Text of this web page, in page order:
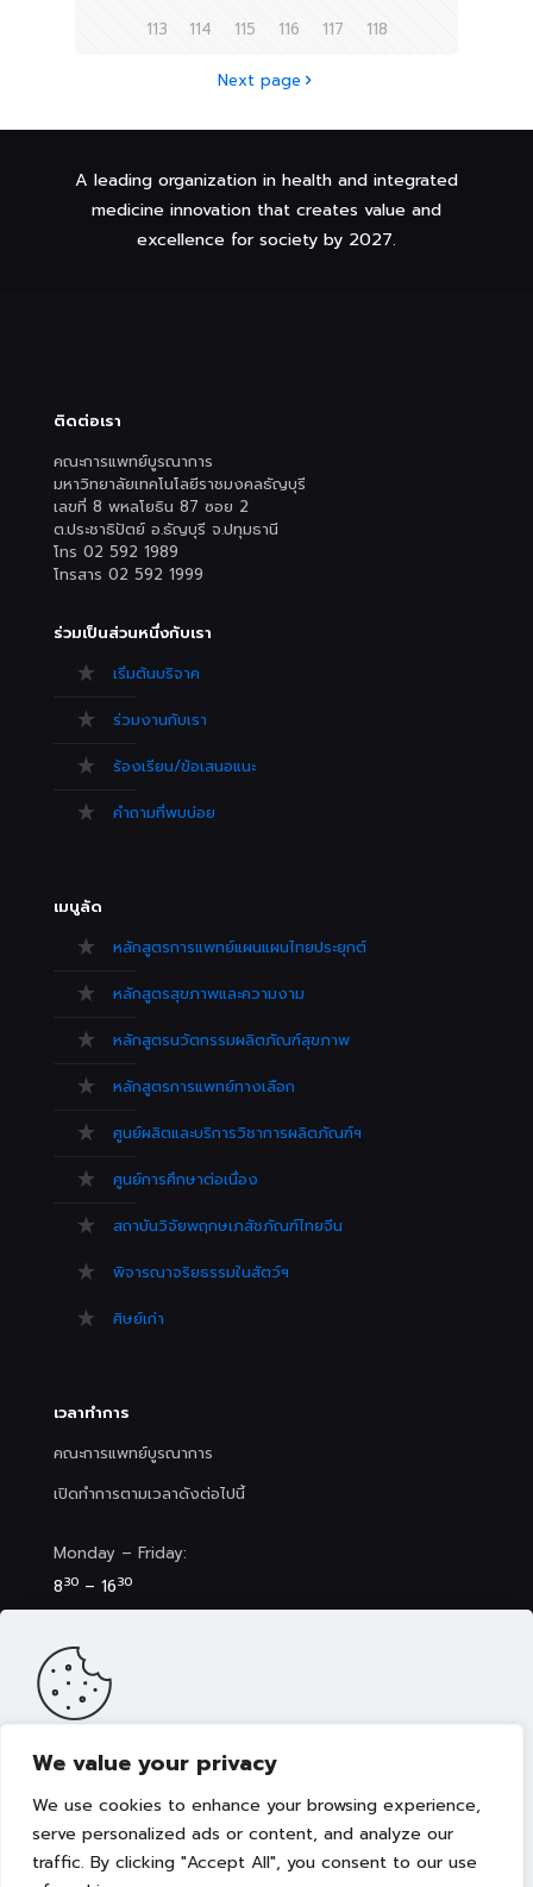
We value your privacy
We use cookies to enhance your browsing experience,
serve personalized ads or content, and analyze our
traffic. By clicking "Accept All", you consent to our use
113
114 115 116 117 118
Next page
A leading organization in health and integrated
medicine innovation that creates value and
excellence for society by 2027.
ติดต่อเรา
คณะการแพทย์บูรณาการ
มหาวิทยาลัยเทคโนโลยีราชมงคลธัญบุรี
เลขที่ 8 พหลโยธิน 87 ซอย 2
ต.ประชาธิปัตย์ อ.ธัญบุรี จ.ปทุมธานี
โทร 02 592 1989
โทรสาร 02 592 1999
ร่วมเป็นส่วนหนึ่งกับเรา
เริ่มต้นบริจาค
ร่วมงานกับเรา
ร้องเรียน/ข้อเสนอแนะ
คำถามที่พบบ่อย
เมนูลัด
หลักสูตรการแพทย์แผนแผนไทยประยุกต์
หลักสูตรสุขภาพและความงาม
หลักสูตรนวัตกรรมผลิตภัณฑ์สุขภาพ
หลักสูตรการแพทย์ทางเลือก
ศูนย์ผลิตและบริการวิชาการผลิตภัณฑ์ฯ
ศูนย์การศึกษาต่อเนื่อง
สถาบันวิจัยพฤกษเภสัชภัณฑ์ไทยจีน
พิจารณาจริยธรรมในสัตว์ฯ
ศิษย์เก่า
เวลาทำการ
คณะการแพทย์บูรณาการ
เปิดทำการตามเวลาดังต่อไปนี้
Monday – Friday:
830 – 1630
8 30– 17
Copyright © 2022 คณะการแพทย์บูรณาการ มหาวิทยาลัย
เว็บไซต์นี้มีการจัดเก็บคุกกี้เพื่อมอบประสบการณ์การใช้งานเว็บไซต์ของ
ขาย เลือกเนื้อหาที่เหมาะสมให้กับคุณอย่างเป็นส่วนตัว ท่านสามารถศึกษา
นโยบายการใช้คุกกี้ (Cookies Policy)ได้ที่ลิงค์นี้ การใช้งานเว็บไซต์นี้
เป็นการยอมรับข้อกำหนดและยินยอมให้เราจัดเก็บคุ้กกี้ตามนโยบายที่แจ้ง
ในเบื้องต้น